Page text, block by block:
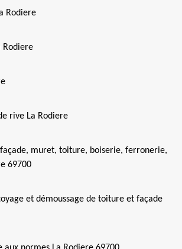
Rodiere
Rodiere
rive La Rodiere
muret, toiture, boiserie, ferronerie,
69700
et démoussage de toiture et façade